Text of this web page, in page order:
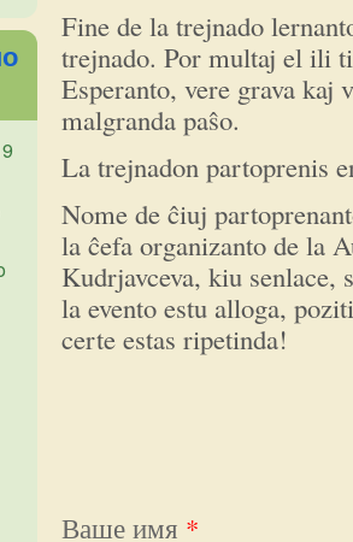
Fine de la trejnado
trejnado. Por multaj el ili
Esperanto, vere grava kaj
malgranda paŝo.
La trejnadon partoprenis
Nome de ĉiuj
la ĉefa organizanto de la
Kudrjavceva, kiu senlace,
la evento estu alloga,
certe estas ripetinda!
Ваше имя *